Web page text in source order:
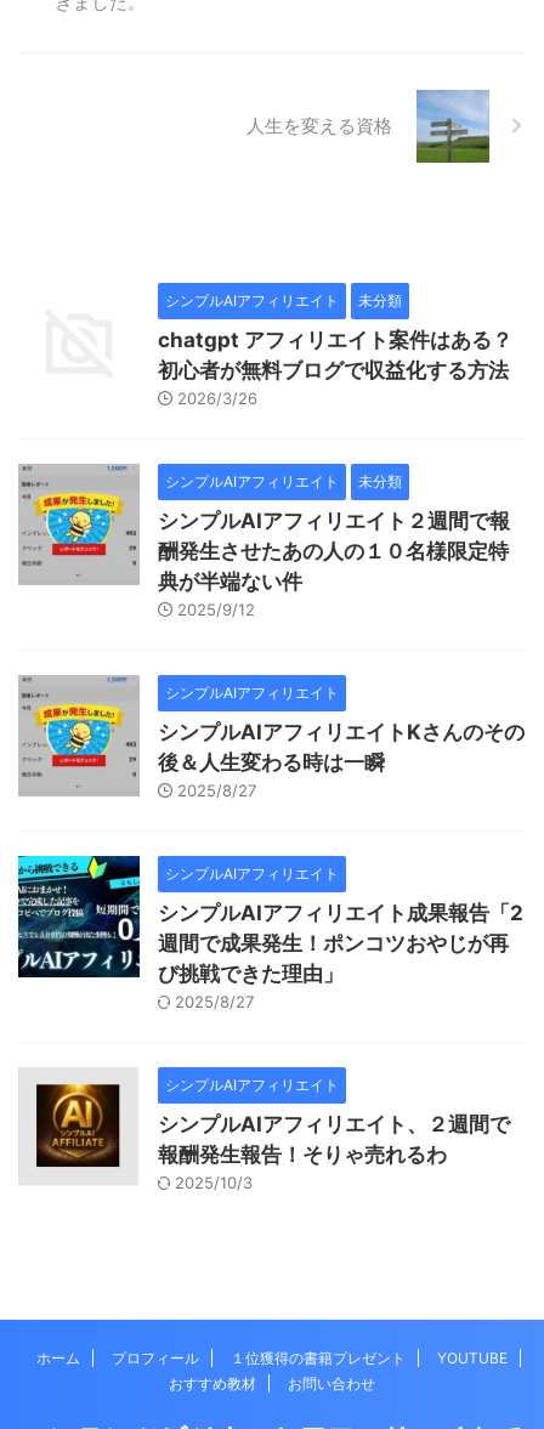
人生を変える資格
シンプルAIアフィリエイト 未分類
chatgpt アフィリエイト案件はある？
初心者が無料ブログで収益化する方法
2026/3/26
シンプルAIアフィリエイト 未分類
シンプルAIアフィリエイト２週間で報
酬発生させたあの人の１０名様限定特
典が半端ない件
2025/9/12
シンプルAIアフィリエイト
シンプルAIアフィリエイトKさんのその
後＆人生変わる時は一瞬
2025/8/27
シンプルAIアフィリエイト
シンプルAIアフィリエイト成果報告「2
週間で成果発生！ポンコツおやじが再
び挑戦できた理由」
2025/8/27
シンプルAIアフィリエイト
シンプルAIアフィリエイト、２週間で
報酬発生報告！そりゃ売れるわ
2025/10/3
ホーム プロフィール １位獲得の書籍プレゼント
YOUTUBE
おすすめ教材
お問い合わせ